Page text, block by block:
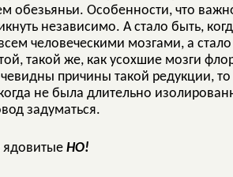
обезьяньи. Особенности, что
независимо. А стало быть,
человеческими мозгами, а
такой же, как усохшие мозги
причины такой редукции,
не была длительно
задуматься.
НО!